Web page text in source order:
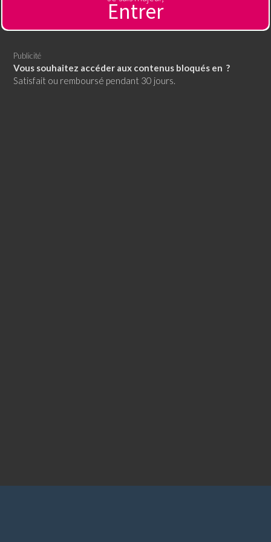
Entrer
Publicité
Vous souhaitez accéder aux contenus bloqués en ?
Satisfait ou remboursé pendant 30 jours.